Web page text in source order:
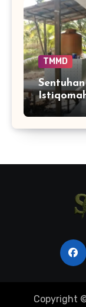
TMMD
Copyright ©